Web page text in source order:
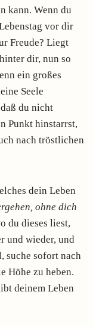
kann. Wenn du
vor dir
Freude? Liegt
dir, nun so
ein großes
Seele
du nicht
Punkt hinstarrst,
nach tröstlichen
dein Leben
ohne dich
du dieses liest,
und wieder, und
suche sofort nach
Höhe zu heben.
deinem Leben